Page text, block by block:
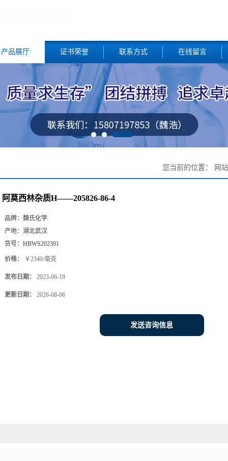
产品展厅 证书荣誉 联系方式 在线留言
您当前的位置： 网
阿莫西林杂质H——205826-86-4
品牌： 魏氏化学
产地： 湖北武汉
货号： HBWS202301
价格： ￥2340/毫克
发布日期： 2023-06-19
更新日期： 2026-08-06
发送咨询信息